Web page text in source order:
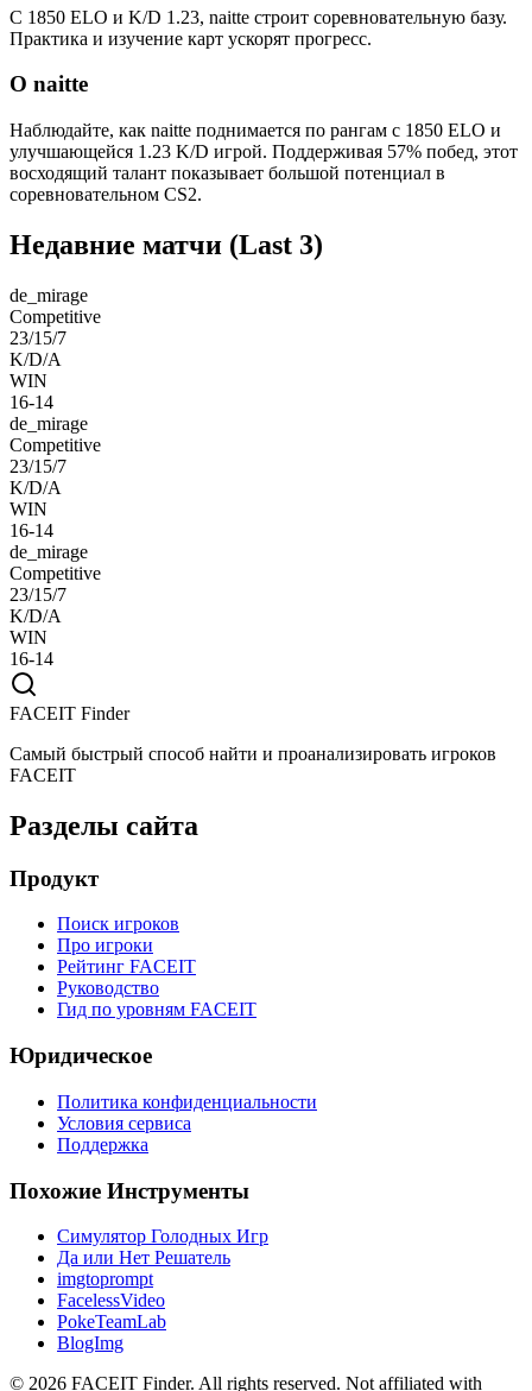
С 1850 ELO и K/D 1.23, naitte строит соревновательную базу.
Практика и изучение карт ускорят прогресс.
О naitte
Наблюдайте, как naitte поднимается по рангам с 1850 ELO и
улучшающейся 1.23 K/D игрой. Поддерживая 57% побед, этот
восходящий талант показывает большой потенциал в
соревновательном CS2.
Недавние матчи (Last 3)
de_mirage
Competitive
23/15/7
K/D/A
WIN
16-14
de_mirage
Competitive
23/15/7
K/D/A
WIN
16-14
de_mirage
Competitive
23/15/7
K/D/A
WIN
16-14
FACEIT Finder
Самый быстрый способ найти и проанализировать игроков
FACEIT
Разделы сайта
Продукт
Поиск игроков
Про игроки
Рейтинг FACEIT
Руководство
Гид по уровням FACEIT
Юридическое
Политика конфиденциальности
Условия сервиса
Поддержка
Похожие Инструменты
Симулятор Голодных Игр
Да или Нет Решатель
imgtoprompt
FacelessVideo
PokeTeamLab
BlogImg
© 2026 FACEIT Finder. All rights reserved. Not affiliated with